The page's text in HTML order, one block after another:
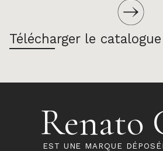
Télécharger le catalogue
Renato
EST UNE MARQUE